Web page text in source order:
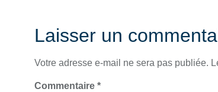
Laisser un
Votre adresse e-mail ne sera pas publiée.
Commentaire *